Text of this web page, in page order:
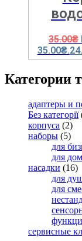
35.00₴
35.00₴.
Категории
адаптеры и
Без категорії
корпуса (2)
наборы (5)
для
для
насадки (16)
для
для
сервисные